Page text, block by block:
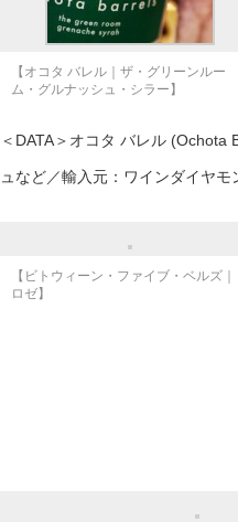
【オコタ バレル｜ザ・グリーンルー
ム・グルナッシュ・シラー】
＜DATA＞オコタ バレル
ュなど／輸入元：ワインダイヤ
【ビトウィーン・ファイブ・ベルズ｜
ロゼ】